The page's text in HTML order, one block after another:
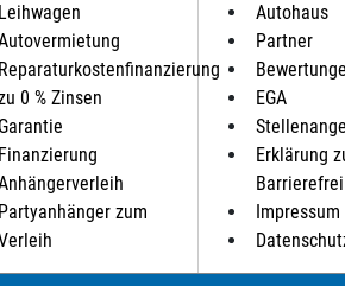
Leihwagen
Reparaturkostenfinanzierung
0 % Zinsen
Garantie
Finanzierung
Partyanhänger zum
Autohaus
Partner
EGA
Erklärung
Impressum